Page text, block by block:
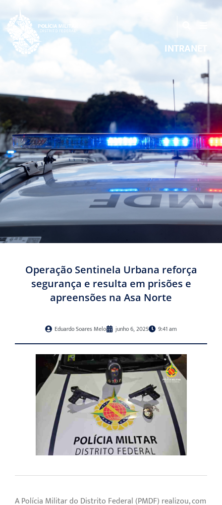
INTRANET
Operação Sentinela Urbana reforça
segurança e resulta em prisões e
apreensões na Asa Norte
Eduardo Soares Melo junho 6, 2025 9:41 am
A Polícia Militar do Distrito Federal (PMDF) realizou, com